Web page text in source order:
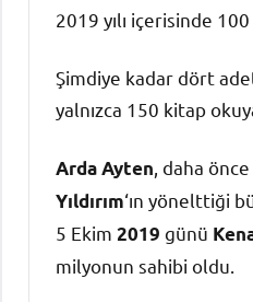
2019 yılı içerisinde
Şimdiye kadar dört
yalnızca 150 kitap
Arda Ayten , daha
Yıldırım‘ın yönelttiği
5 Ekim 2019 günü
milyonun sahibi oldu.